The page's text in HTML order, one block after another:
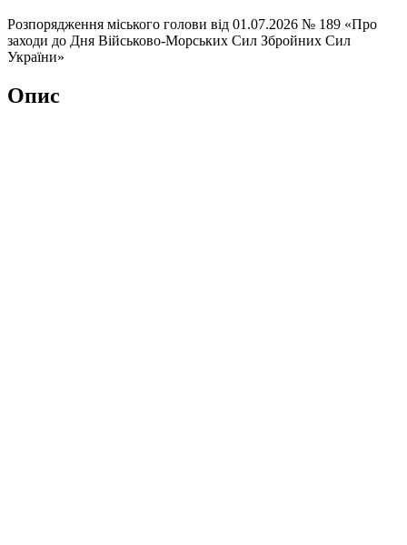
Розпорядження міського голови від 01.07.2026 № 189 «Про
заходи до Дня Військово-Морських Сил Збройних Сил
України»
Опис